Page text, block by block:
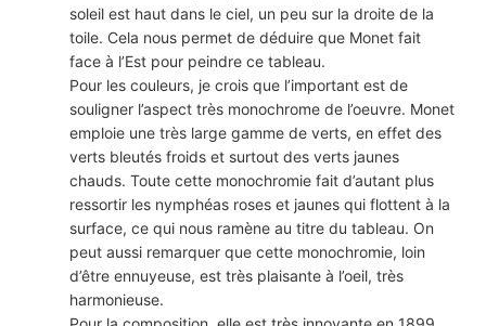
soleil est haut dans le ciel, un peu sur la droite de la
toile. Cela nous permet de déduire que Monet fait
face à l’Est pour peindre ce tableau.
Pour les couleurs, je crois que l’important est de
souligner l’aspect très monochrome de l’oeuvre. Monet
emploie une très large gamme de verts, en effet des
verts bleutés froids et surtout des verts jaunes
chauds. Toute cette monochromie fait d’autant plus
ressortir les nymphéas roses et jaunes qui flottent à la
surface, ce qui nous ramène au titre du tableau. On
peut aussi remarquer que cette monochromie, loin
d’être ennuyeuse, est très plaisante à l’oeil, très
harmonieuse.